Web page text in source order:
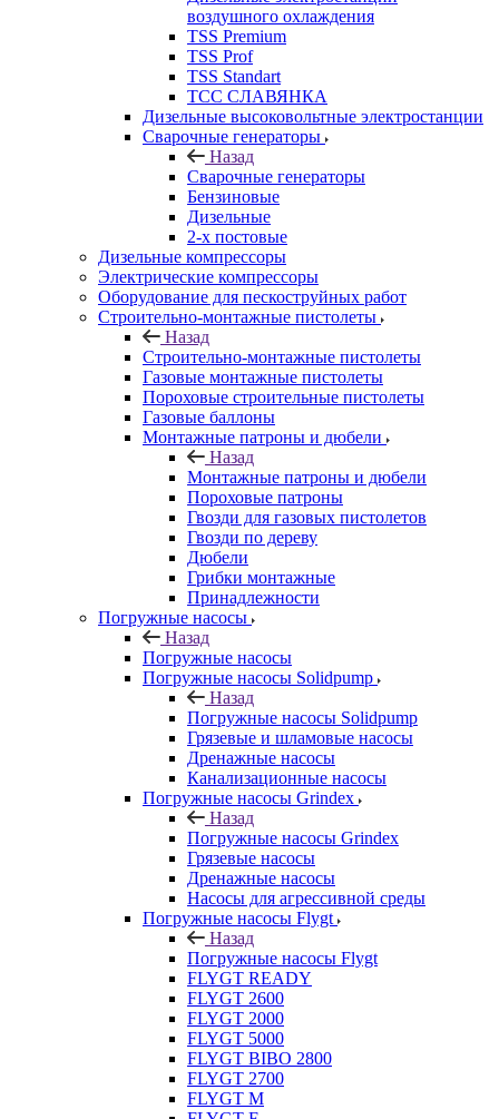
воздушного охлаждения
TSS Premium
TSS Prof
TSS Standart
ТСС СЛАВЯНКА
Дизельные высоковольтные электростанции
Сварочные генераторы
Назад
Сварочные генераторы
Бензиновые
Дизельные
2-х постовые
Дизельные компрессоры
Электрические компрессоры
Оборудование для пескоструйных работ
Строительно-монтажные пистолеты
Назад
Строительно-монтажные пистолеты
Газовые монтажные пистолеты
Пороховые строительные пистолеты
Газовые баллоны
Монтажные патроны и дюбели
Назад
Монтажные патроны и дюбели
Пороховые патроны
Гвозди для газовых пистолетов
Гвозди по дереву
Дюбели
Грибки монтажные
Принадлежности
Погружные насосы
Назад
Погружные насосы
Погружные насосы Solidpump
Назад
Погружные насосы Solidpump
Грязевые и шламовые насосы
Дренажные насосы
Канализационные насосы
Погружные насосы Grindex
Назад
Погружные насосы Grindex
Грязевые насосы
Дренажные насосы
Насосы для агрессивной среды
Погружные насосы Flygt
Назад
Погружные насосы Flygt
FLYGT READY
FLYGT 2600
FLYGT 2000
FLYGT 5000
FLYGT BIBO 2800
FLYGT 2700
FLYGT M